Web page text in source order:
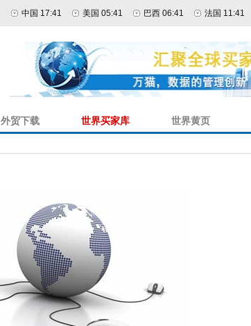
中国 17:41 美国 05:41 巴西 06:41 法国 11:41
外贸下载 世界买家库 世界黄页